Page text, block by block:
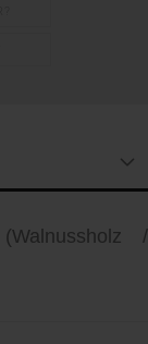
(Walnussholz /